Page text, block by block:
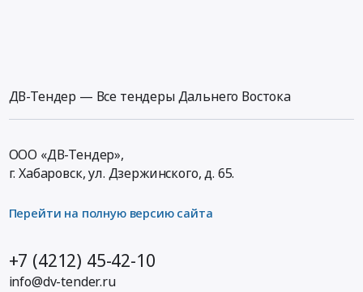
ДВ-Тендер — Все тендеры Дальнего Востока
ООО «ДВ-Тендер»,
г. Хабаровск,ул. Дзержинского, д. 65.
Перейти на полную версию сайта
+7 (4212) 45-42-10
info@dv-tender.ru